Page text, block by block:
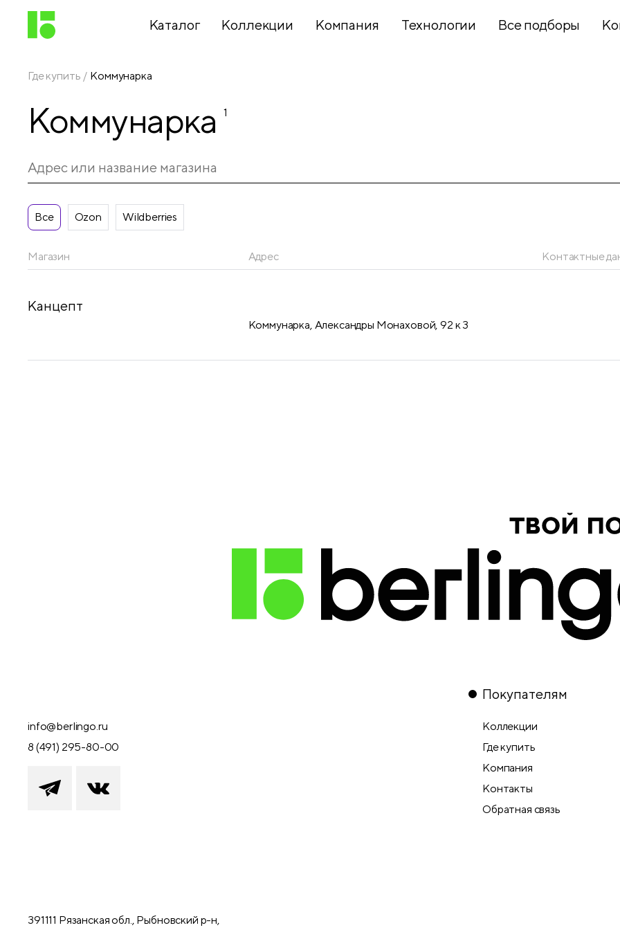
Каталог
принадлежности
Канцелярские
принадлежности
Папки,
оборудование
Коллекции Компания Технологии Все подборы
Где купить Коммунарка
Коммунарка 1
Все Ozon Wildberries
Магазин Адрес Контактные
Канцепт
Коммунарка, Александры Монаховой, 92 к 3
Покупателям
Коллекции
Где купить
Компания
Контакты
Обратная связь
info@berlingo.ru
8 (491) 295-80-00
391111 Рязанская обл., Рыбновский р-н,